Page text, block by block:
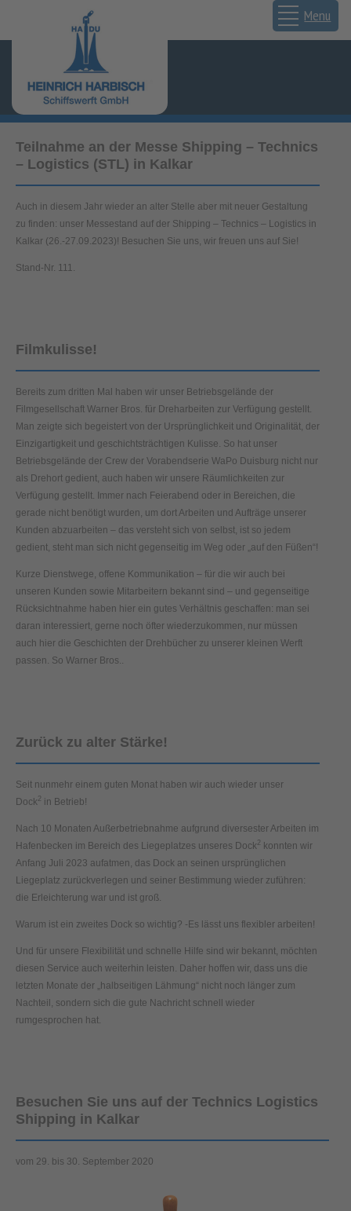
Menu
Teilnahme an der Messe Shipping – Technics
– Logistics (STL) in Kalkar
Auch in diesem Jahr wieder an alter Stelle aber mit neuer Gestaltung
zu finden: unser Messestand auf der Shipping – Technics – Logistics in
Kalkar (26.-27.09.2023)! Besuchen Sie uns, wir freuen uns auf Sie!
Stand-Nr. 111.
Filmkulisse!
Bereits zum dritten Mal haben wir unser Betriebsgelände der
Filmgesellschaft Warner Bros. für Dreharbeiten zur Verfügung gestellt.
Man zeigte sich begeistert von der Ursprünglichkeit und Originalität, der
Einzigartigkeit und geschichtsträchtigen Kulisse. So hat unser
Betriebsgelände der Crew der Vorabendserie WaPo Duisburg nicht nur
als Drehort gedient, auch haben wir unsere Räumlichkeiten zur
Verfügung gestellt. Immer nach Feierabend oder in Bereichen, die
gerade nicht benötigt wurden, um dort Arbeiten und Aufträge unserer
Kunden abzuarbeiten – das versteht sich von selbst, ist so jedem
gedient, steht man sich nicht gegenseitig im Weg oder „auf den Füßen“!
Kurze Dienstwege, offene Kommunikation – für die wir auch bei
unseren Kunden sowie Mitarbeitern bekannt sind – und gegenseitige
Rücksichtnahme haben hier ein gutes Verhältnis geschaffen: man sei
daran interessiert, gerne noch öfter wiederzukommen, nur müssen
auch hier die Geschichten der Drehbücher zu unserer kleinen Werft
passen. So Warner Bros..
Zurück zu alter Stärke!
Seit nunmehr einem guten Monat haben wir auch wieder unser
Dock2 in Betrieb!
Nach 10 Monaten Außerbetriebnahme aufgrund diversester Arbeiten im
Hafenbecken im Bereich des Liegeplatzes unseres Dock2 konnten wir
Anfang Juli 2023 aufatmen, das Dock an seinen ursprünglichen
Liegeplatz zurückverlegen und seiner Bestimmung wieder zuführen:
die Erleichterung war und ist groß.
Warum ist ein zweites Dock so wichtig? -Es lässt uns flexibler arbeiten!
Und für unsere Flexibilität und schnelle Hilfe sind wir bekannt, möchten
diesen Service auch weiterhin leisten. Daher hoffen wir, dass uns die
letzten Monate der „halbseitigen Lähmung“ nicht noch länger zum
Nachteil, sondern sich die gute Nachricht schnell wieder
rumgesprochen hat.
Besuchen Sie uns auf der Technics Logistics
Shipping in Kalkar
vom 29. bis 30. September 2020